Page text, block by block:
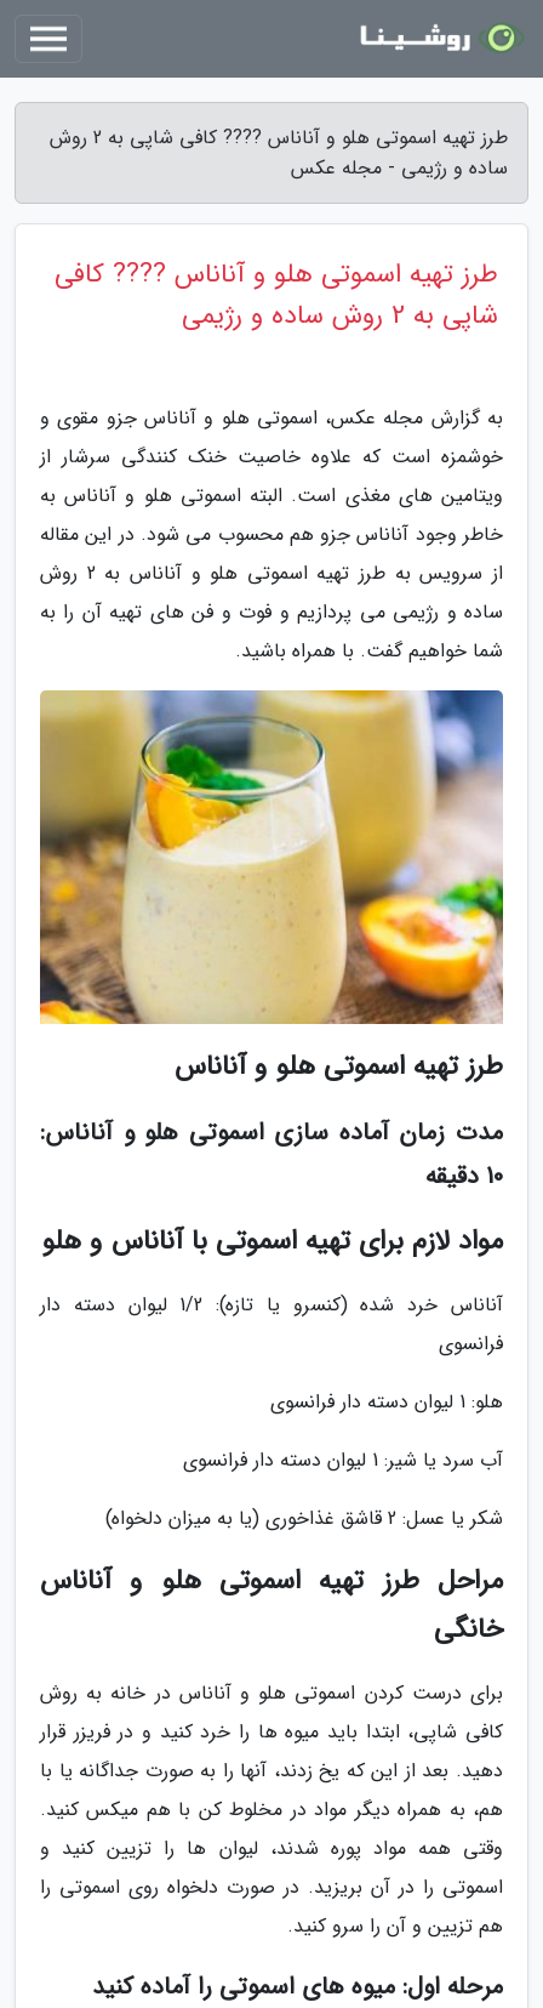
طرز تهیه اسموتی هلو و آناناس ???? کافی شاپی به 2 روش
ساده و رژیمی - مجله عکس
طرز تهیه اسموتی هلو و آناناس ???? کافی
شاپی به 2 روش ساده و رژیمی
به گزارش مجله عکس، اسموتی هلو و آناناس جزو مقوی و
خوشمزه است که علاوه خاصیت خنک کنندگی سرشار از
ویتامین های مغذی است. البته اسموتی هلو و آناناس به
خاطر وجود آناناس جزو هم محسوب می شود. در این مقاله
از سرویس به طرز تهیه اسموتی هلو و آناناس به 2 روش
ساده و رژیمی می پردازیم و فوت و فن های تهیه آن را به
شما خواهیم گفت. با همراه باشید.
طرز تهیه اسموتی هلو و آناناس
مدت زمان آماده سازی اسموتی هلو و آناناس:
10 دقیقه
مواد لازم برای تهیه اسموتی با آناناس و هلو
آناناس خرد شده (کنسرو یا تازه): 1/2 لیوان دسته دار
فرانسوی
هلو: 1 لیوان دسته دار فرانسوی
آب سرد یا شیر: 1 لیوان دسته دار فرانسوی
شکر یا عسل: 2 قاشق غذاخوری (یا به میزان دلخواه)
مراحل طرز تهیه اسموتی هلو و آناناس
خانگی
برای درست کردن اسموتی هلو و آناناس در خانه به روش
کافی شاپی، ابتدا باید میوه ها را خرد کنید و در فریزر قرار
دهید. بعد از این که یخ زدند، آنها را به صورت جداگانه یا با
هم، به همراه دیگر مواد در مخلوط کن با هم میکس کنید.
وقتی همه مواد پوره شدند، لیوان ها را تزیین کنید و
اسموتی را در آن بریزید. در صورت دلخواه روی اسموتی را
هم تزیین و آن را سرو کنید.
مرحله اول: میوه های اسموتی را آماده کنید